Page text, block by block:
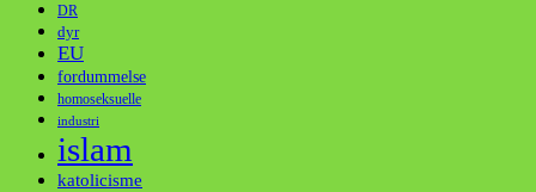
DR
dyr
EU
fordummelse
homoseksuelle
industri
islam
katolicisme